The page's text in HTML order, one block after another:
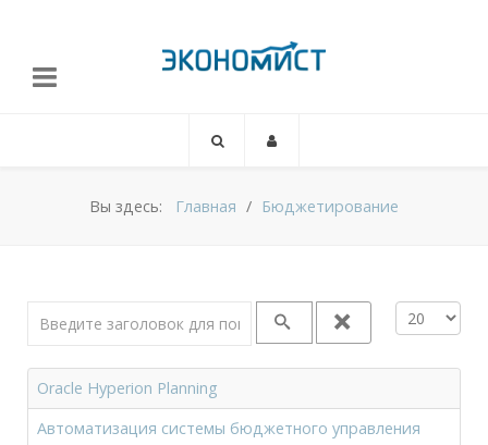
Вы здесь: Главная Бюджетирование
Введите заголовок для поиска... Кол-во
Oracle Hyperion Planning
Автоматизация системы бюджетного управления